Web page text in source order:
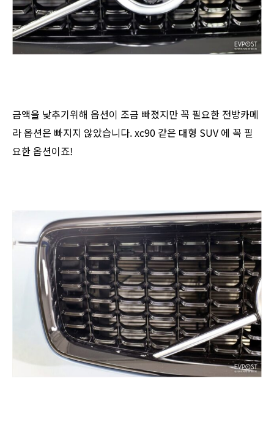
금액을 낮추기위해 옵션이 조금 빠졌지만 꼭 필요한 전방카메
라 옵션은 빠지지 않았습니다. xc90 같은 대형 SUV 에 꼭 필
요한 옵션이죠!